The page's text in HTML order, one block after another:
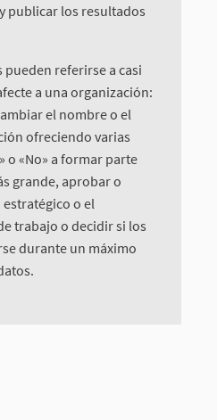
publicar los resultados
pueden referirse a casi
a una organización:
el nombre o el
ofreciendo varias
o «No» a formar parte
grande, aprobar o
o el
trabajo o decidir si los
durante un máximo